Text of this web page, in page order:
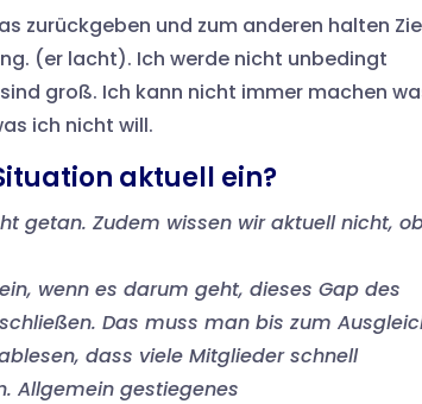
zurückgeben und zum anderen halten
(er lacht). Ich werde nicht unbedingt
groß. Ich kann nicht immer machen
ich nicht will.
aktuell ein?
getan. Zudem wissen wir aktuell nicht,
wenn es darum geht, dieses Gap des
Das muss man bis zum
dass viele Mitglieder schnell
Allgemein gestiegenes